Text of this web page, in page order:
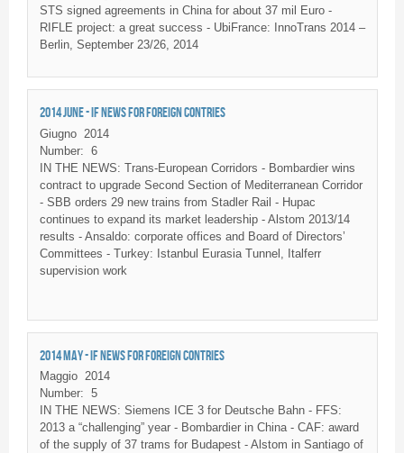
STS signed agreements in China for about 37 mil Euro -
RIFLE project: a great success - UbiFrance: InnoTrans 2014 –
Berlin, September 23/26, 2014
2014 JUNE - IF NEWS FOR FOREIGN CONTRIES
Giugno
2014
Number: 6
IN THE NEWS: Trans-European Corridors - Bombardier wins
contract to upgrade Second Section of Mediterranean Corridor
- SBB orders 29 new trains from Stadler Rail - Hupac
continues to expand its market leadership - Alstom 2013/14
results - Ansaldo: corporate offices and Board of Directors’
Committees - Turkey: Istanbul Eurasia Tunnel, Italferr
supervision work
2014 MAY - IF NEWS FOR FOREIGN CONTRIES
Maggio 2014
Number: 5
IN THE NEWS: Siemens ICE 3 for Deutsche Bahn - FFS:
2013 a “challenging” year - Bombardier in China - CAF: award
of the supply of 37 trams for Budapest - Alstom in Santiago of